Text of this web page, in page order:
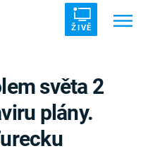
ŽIVĚ
světa 2
plány.